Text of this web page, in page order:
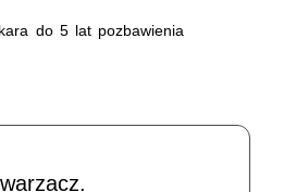
do 5 lat pozbawienia